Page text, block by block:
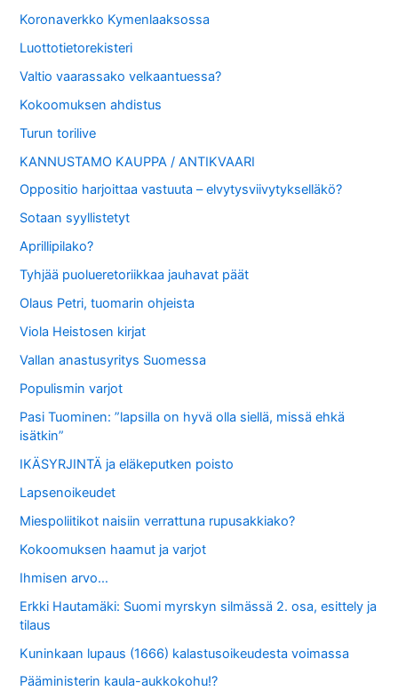
Koronaverkko Kymenlaaksossa
Luottotietorekisteri
Valtio vaarassako velkaantuessa?
Kokoomuksen ahdistus
Turun torilive
KANNUSTAMO KAUPPA / ANTIKVAARI
Oppositio harjoittaa vastuuta – elvytysviivytykselläkö?
Sotaan syyllistetyt
Aprillipilako?
Tyhjää puolueretoriikkaa jauhavat päät
Olaus Petri, tuomarin ohjeista
Viola Heistosen kirjat
Vallan anastusyritys Suomessa
Populismin varjot
Pasi Tuominen: ”lapsilla on hyvä olla siellä, missä ehkä
isätkin”
IKÄSYRJINTÄ ja eläkeputken poisto
Lapsenoikeudet
Miespoliitikot naisiin verrattuna rupusakkiako?
Kokoomuksen haamut ja varjot
Ihmisen arvo…
Erkki Hautamäki: Suomi myrskyn silmässä 2. osa, esittely ja
tilaus
Kuninkaan lupaus (1666) kalastusoikeudesta voimassa
Pääministerin kaula-aukkokohu!?